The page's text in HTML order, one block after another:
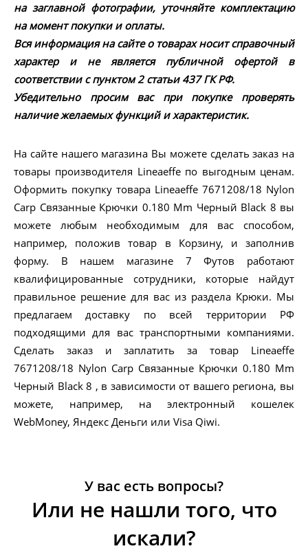
на заглавной фотографии, уточняйте комплектацию
на момент покупки и оплаты.
Вся информация на сайте о товарах носит справочный
характер и не является публичной офертой в
соответствии с пунктом 2 статьи 437 ГК РФ.
Убедительно просим вас при покупке проверять
наличие желаемых функций и характеристик.
На сайте нашего магазина Вы можете сделать заказ на
товары производителя Lineaeffe по выгодным ценам.
Оформить покупку товара Lineaeffe 7671208/18 Nylon
Carp Связанные Крючки 0.180 Mm Черный Black 8 вы
можете любым необходимым для вас способом,
например, положив товар в Корзину, и заполнив
форму. В нашем магазине 7 Футов работают
квалифицированные сотрудники, которые найдут
правильное решение для вас из раздела Крюки. Мы
предлагаем доставку по всей территории РФ
подходящими для вас транспортными компаниями.
Сделать заказ и заплатить за товар Lineaeffe
7671208/18 Nylon Carp Связанные Крючки 0.180 Mm
Черный Black 8 , в зависимости от вашего региона, вы
можете, например, на электронный кошелек
WebMoney, Яндекс Деньги или Visa Qiwi.
У вас есть вопросы?
Или не нашли того, что
искали?